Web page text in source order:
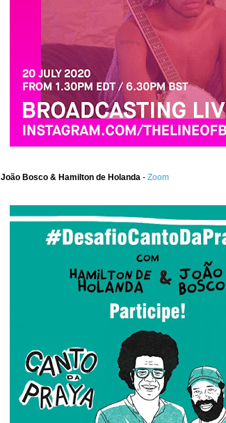
João Bosco & Hamilton de Holanda - Zoom